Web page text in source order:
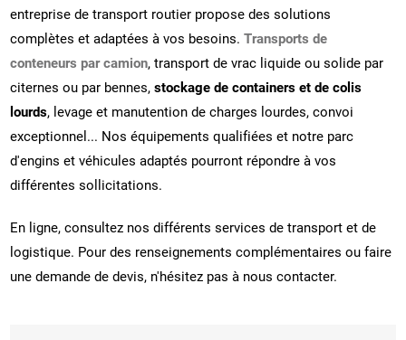
entreprise de transport routier propose des solutions
complètes et adaptées à vos besoins.Transports de
conteneurs par camion, transport de vrac liquide ou solide par
citernes ou par bennes,stockage de containers et de colis
lourds, levage et manutention de charges lourdes, convoi
exceptionnel... Nos équipements qualifiées et notre parc
d'engins et véhicules adaptés pourront répondre à vos
différentes sollicitations.
En ligne, consultez nos différents services de transport et de
logistique. Pour des renseignements complémentaires ou faire
une demande de devis, n'hésitez pas à nous contacter.